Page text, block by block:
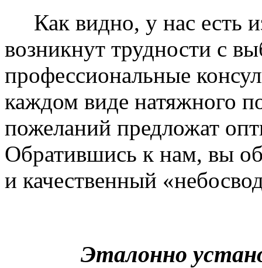
Как видно, у нас есть
возникнут трудности с
профессиональные
каждом виде натяжного
пожеланий предложат
Обратившись к нам, вы
и качественный
Эталонно